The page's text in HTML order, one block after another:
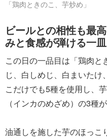
「鶏肉ときのこ、芋炒め」
ビールとの相性も最
みと食感が弾ける一皿
この日の一品目は「鶏肉と
じ、白しめじ、白まいた
こだけでも5種を使用し、
（インカのめざめ）の3種が
油通しを施した芋のほっこ